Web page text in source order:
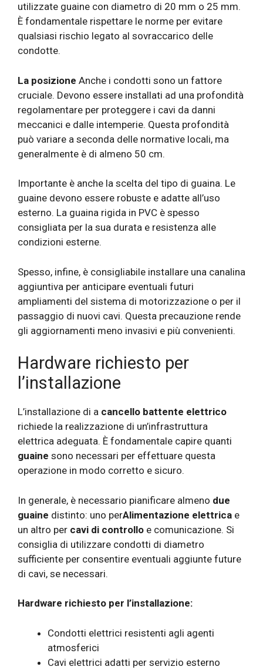
utilizzate guaine con diametro di 20 mm o 25 mm.
È fondamentale rispettare le norme per evitare
qualsiasi rischio legato al sovraccarico delle
condotte.
La posizione Anche i condotti sono un fattore
cruciale. Devono essere installati ad una profondità
regolamentare per proteggere i cavi da danni
meccanici e dalle intemperie. Questa profondità
può variare a seconda delle normative locali, ma
generalmente è di almeno 50 cm.
Importante è anche la scelta del tipo di guaina. Le
guaine devono essere robuste e adatte all’uso
esterno. La guaina rigida in PVC è spesso
consigliata per la sua durata e resistenza alle
condizioni esterne.
Spesso, infine, è consigliabile installare una canalina
aggiuntiva per anticipare eventuali futuri
ampliamenti del sistema di motorizzazione o per il
passaggio di nuovi cavi. Questa precauzione rende
gli aggiornamenti meno invasivi e più convenienti.
Hardware richiesto per
l’installazione
L’installazione di a cancello battente elettrico
richiede la realizzazione di un’infrastruttura
elettrica adeguata. È fondamentale capire quanti
guaine sono necessari per effettuare questa
operazione in modo corretto e sicuro.
In generale, è necessario pianificare almeno due
guaine distinto: uno perAlimentazione elettrica e
un altro per cavi di controllo e comunicazione. Si
consiglia di utilizzare condotti di diametro
sufficiente per consentire eventuali aggiunte future
di cavi, se necessari.
Hardware richiesto per l’installazione:
Condotti elettrici resistenti agli agenti
atmosferici
Cavi elettrici adatti per servizio esterno